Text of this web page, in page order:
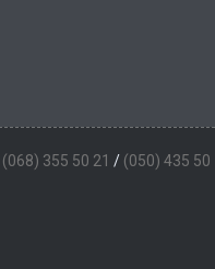
(068) 355 50 21 / (050) 435 50